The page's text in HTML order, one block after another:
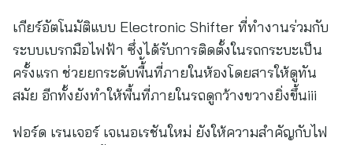
เกียร์อัตโนมัติแบบ Electronic Shifter ที่ทำงานร่วมกับ
ระบบเบรกมือไฟฟ้า ซึ่งได้รับการติดตั้งในรถกระบะเป็น
ครั้งแรก ช่วยยกระดับพื้้นที่ภายในห้องโดยสารให้ดูทัน
สมัย อีกทั้งยังทำให้พื้นที่ภายในรถดูกว้างขวางยิ่งขึ้นiii
ฟอร์ด เรนเจอร์ เจเนอเรชันใหม่ ยังให้ความสำคัญกับไฟ